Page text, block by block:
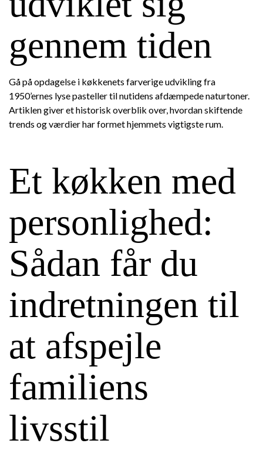
gennem tiden
Gå på opdagelse i køkkenets farverige udvikling fra
1950’ernes lyse pasteller til nutidens afdæmpede naturtoner.
Artiklen giver et historisk overblik over, hvordan skiftende
trends og værdier har formet hjemmets vigtigste rum.
Et køkken med
personlighed:
Sådan får du
indretningen til
at afspejle
familiens
livsstil